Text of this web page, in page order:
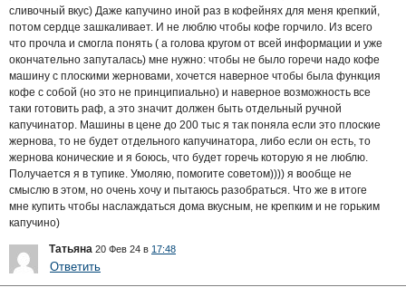
сливочный вкус) Даже капучино иной раз в кофейнях для меня крепкий,
потом сердце зашкаливает. И не люблю чтобы кофе горчило. Из всего
что прочла и смогла понять ( а голова кругом от всей информации и уже
окончательно запуталась) мне нужно: чтобы не было горечи надо кофе
машину с плоскими жерновами, хочется наверное чтобы была функция
кофе с собой (но это не принципиально) и наверное возможность все
таки готовить раф, а это значит должен быть отдельный ручной
капучинатор. Машины в цене до 200 тыс я так поняла если это плоские
жернова, то не будет отдельного капучинатора, либо если он есть, то
жернова конические и я боюсь, что будет горечь которую я не люблю.
Получается я в тупике. Умоляю, помогите советом)))) я вообще не
смыслю в этом, но очень хочу и пытаюсь разобраться. Что же в итоге
мне купить чтобы наслаждаться дома вкусным, не крепким и не горьким
капучино)
Татьяна 20 Фев 24 в 17:48
Ответить